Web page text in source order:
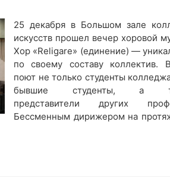
25 декабря в Большом зале
искусств прошел вечер хоровой
Хор «Religare» (единение) —
по своему составу коллектив.
поют не только студенты
бывшие студенты, а
представители других
Бессменным дирижером на